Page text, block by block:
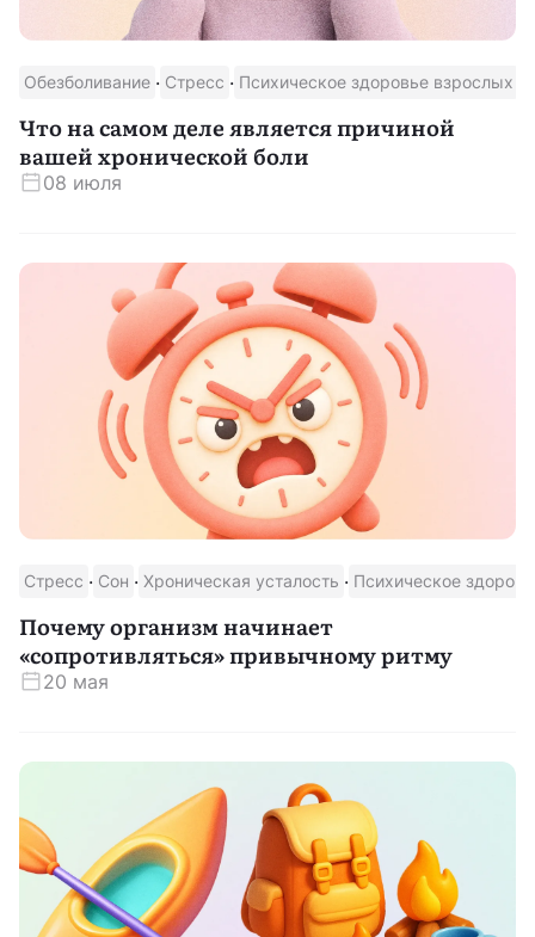
Обезболивание · Стресс · Психическое здоровье взрослых
Что на самом деле является причиной
вашей хронической боли
08 июля
Стресс · Сон · Хроническая усталость · Психическое
Почему организм начинает
«сопротивляться» привычному ритму
20 мая
Скачать приложение